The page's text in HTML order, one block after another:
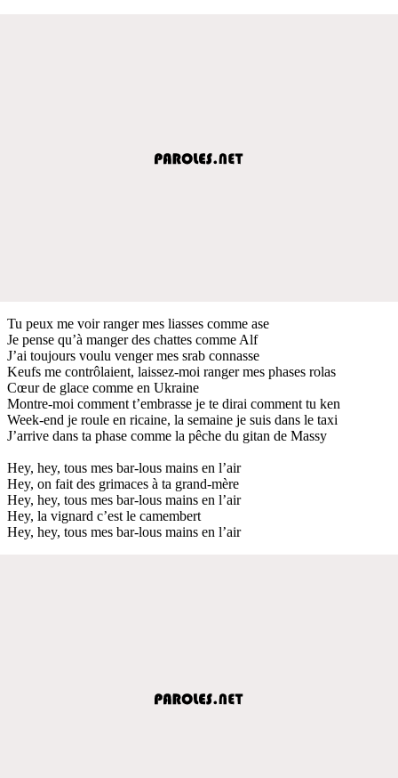
Tu peux me voir ranger mes liasses comme ase
Je pense qu’à manger des chattes comme Alf
J’ai toujours voulu venger mes srab connasse
Keufs me contrôlaient, laissez-moi ranger mes phases rolas
Cœur de glace comme en Ukraine
Montre-moi comment t’embrasse je te dirai comment tu ken
Week-end je roule en ricaine, la semaine je suis dans le taxi
J’arrive dans ta phase comme la pêche du gitan de Massy
Hey, hey, tous mes bar-lous mains en l’air
Hey, on fait des grimaces à ta grand-mère
Hey, hey, tous mes bar-lous mains en l’air
Hey, la vignard c’est le camembert
Hey, hey, tous mes bar-lous mains en l’air